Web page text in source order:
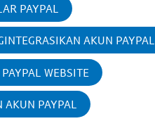
PAYPAL
AKUN PAYPAL
WEBSITE
AKUN PAYPAL